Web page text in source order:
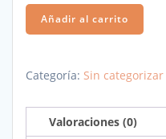
Clases
online
Añadir al carrito
Categoría: Sin categorizar
Valoraciones (0)